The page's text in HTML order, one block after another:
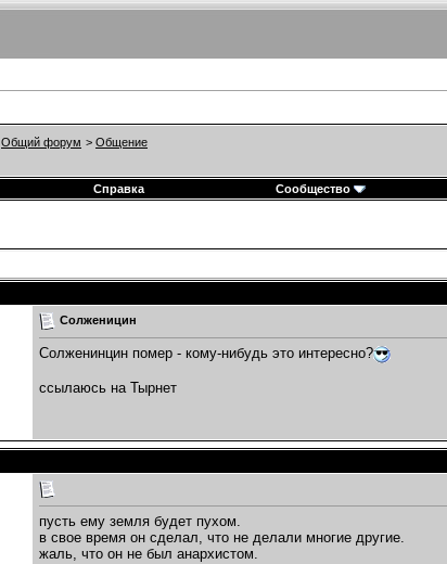
Общий форум > Общение
Справка Сообщество
Солженицин
Солженинцин помер - кому-нибудь это интересно?
ссылаюсь на Тырнет
пусть ему земля будет пухом.
в свое время он сделал, что не делали многие другие.
жаль, что он не был анархистом.